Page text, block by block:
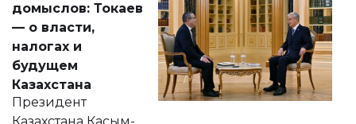
домыслов: Токаев
— о власти,
налогах и
будущем
Казахстана
Президент